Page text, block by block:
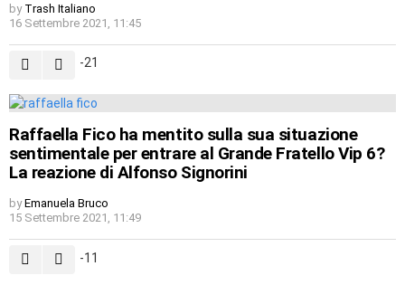
by Trash Italiano
16 Settembre 2021, 11:45
-21
Raffaella Fico ha mentito sulla sua situazione
sentimentale per entrare al Grande Fratello Vip 6?
La reazione di Alfonso Signorini
by Emanuela Bruco
15 Settembre 2021, 11:49
-11